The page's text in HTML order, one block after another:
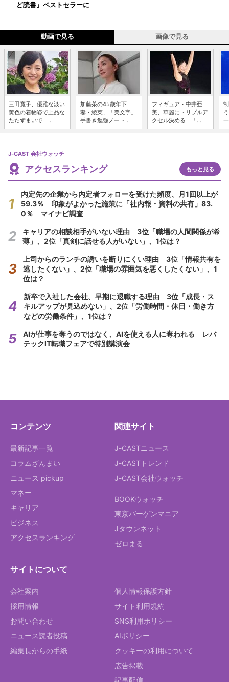
ど読書』ベストセラーに
動画で見る 画像で見る
三田寛子、優雅な淡い
黄色の着物姿で上品な
たたずまいで ...
加藤茶の45歳年下
妻・綾菜、「美文字」
手書き勉強ノート...
フィギュア・中井亜
美、華麗にトリプルア
クセル決める 「...
J-CAST 会社ウォッチ
アクセスランキング もっと見る
内定先の企業から内定者フォローを受けた頻度、月1回以上が
59.3％ 印象がよかった施策に「社内報・資料の共有」83.
0％ マイナビ調査
キャリアの相談相手がいない理由 3位「職場の人間関係が希
薄」、2位「真剣に話せる人がいない」、1位は？
上司からのランチの誘いを断りにくい理由 3位「情報共有を
逃したくない」、2位「職場の雰囲気を悪くしたくない」、1
位は？
新卒で入社した会社、早期に退職する理由 3位「成長・ス
キルアップが見込めない」、2位「労働時間・休日・働き方
などの労働条件」、1位は？
AIが仕事を奪うのではなく、AIを使える人に奪われる レバ
テックIT転職フェアで特別講演会
コンテンツ
最新記事一覧
コラムざんまい
ニュース pickup
マネー
キャリア
ビジネス
アクセスランキング
関連サイト
J-CASTニュース
J-CASTトレンド
J-CAST会社ウォッチ
BOOKウォッチ
東京バーゲンマニア
Jタウンネット
ゼロまる
サイトについて
会社案内
採用情報
お問い合わせ
ニュース読者投稿
編集長からの手紙
個人情報保護方針
サイト利用規約
SNS利用ポリシー
AIポリシー
クッキーの利用について
広告掲載
記事配信